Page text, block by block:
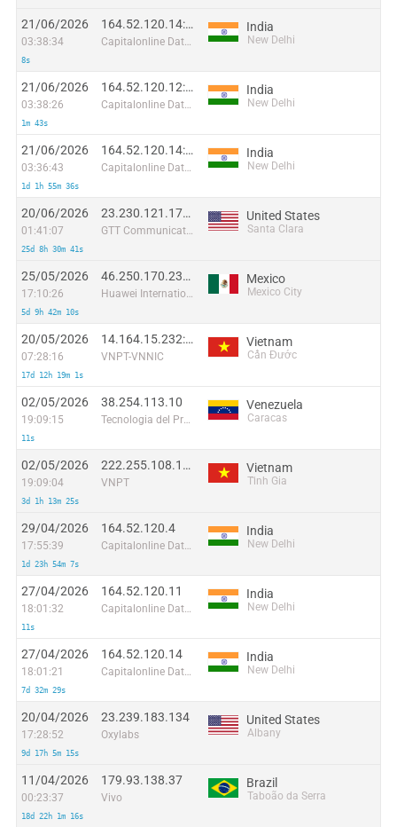
21/06/2026
03:38:34
8s
164.52.120.14:39551
Capitalonline Data Service (HK) Co
India
New Delhi
21/06/2026
03:38:26
1m 43s
164.52.120.12:14574
Capitalonline Data Service (HK) Co
India
New Delhi
21/06/2026
03:36:43
1d 1h 55m 36s
164.52.120.14:54766
Capitalonline Data Service (HK) Co
India
New Delhi
20/06/2026
01:41:07
25d 8h 30m 41s
23.230.121.175:20138
GTT Communications Inc.
United States
Santa Clara
25/05/2026
17:10:26
5d 9h 42m 10s
46.250.170.236:40046
Huawei International Pte. Ltd.
Mexico
Mexico City
20/05/2026
07:28:16
17d 12h 19m 1s
14.164.15.232:59391
VNPT-VNNIC
Vietnam
Cần Đước
02/05/2026
19:09:15
11s
38.254.113.10
Tecnologia del Presente 18, C.A
Venezuela
Caracas
02/05/2026
19:09:04
3d 1h 13m 25s
222.255.108.177
VNPT
Vietnam
Tĩnh Gia
29/04/2026
17:55:39
1d 23h 54m 7s
164.52.120.4
Capitalonline Data Service (HK) Co
India
New Delhi
27/04/2026
18:01:32
11s
164.52.120.11
Capitalonline Data Service (HK) Co
India
New Delhi
27/04/2026
18:01:21
7d 32m 29s
164.52.120.14
Capitalonline Data Service (HK) Co
India
New Delhi
20/04/2026
17:28:52
9d 17h 5m 15s
23.239.183.134
Oxylabs
United States
Albany
11/04/2026
00:23:37
18d 22h 1m 16s
179.93.138.37
Vivo
Brazil
Taboão da Serra